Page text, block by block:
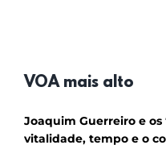
VOA mais alto
Joaquim Guerreiro e os
vitalidade, tempo e o